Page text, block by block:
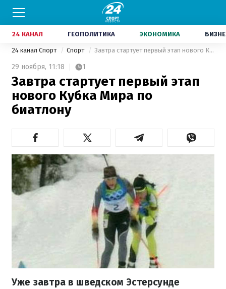
24 КАНАЛ ГЕОПОЛИТИКА ЭКОНОМИКА
24 канал Спорт Спорт Завтра стартует первый этап нового Кубка Мира по биатлону
29 ноября, 11:18 1
Завтра стартует первый этап
нового Кубка Мира по
биатлону
Уже завтра в шведском Эстерсунде